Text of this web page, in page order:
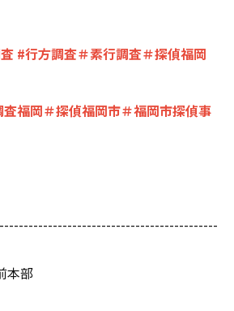
#行方調査＃素行調査＃探偵福岡
福岡＃探偵福岡市＃福岡市探偵事
本部